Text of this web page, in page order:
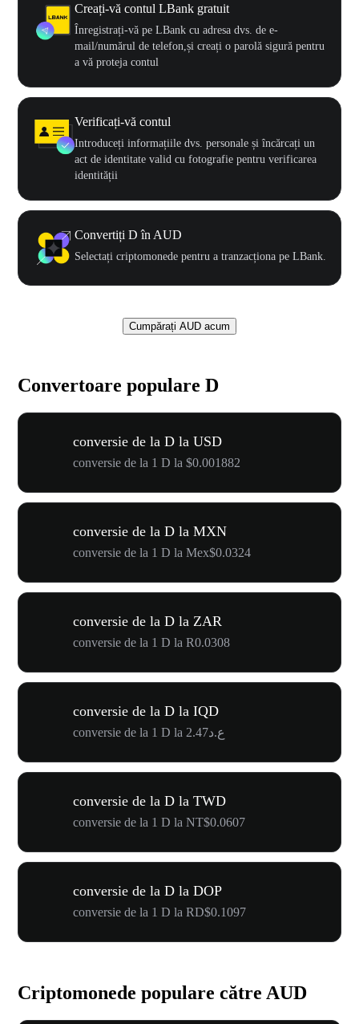
Creați-vă contul LBank gratuit
Înregistrați-vă pe LBank cu adresa dvs. de e-
mail/numărul de telefon,și creați o parolă sigură pentru
a vă proteja contul
Verificați-vă contul
Introduceți informațiile dvs. personale și încărcați un
act de identitate valid cu fotografie pentru verificarea
identității
Convertiți D în AUD
Selectați criptomonede pentru a tranzacționa pe LBank.
Cumpărați AUD acum
Convertoare populare D
conversie de la D la USD
conversie de la 1 D la $0.001882
conversie de la D la MXN
conversie de la 1 D la Mex$0.0324
conversie de la D la ZAR
conversie de la 1 D la R0.0308
conversie de la D la IQD
conversie de la 1 D la ع.د2.47
conversie de la D la TWD
conversie de la 1 D la NT$0.0607
conversie de la D la DOP
conversie de la 1 D la RD$0.1097
Criptomonede populare către AUD